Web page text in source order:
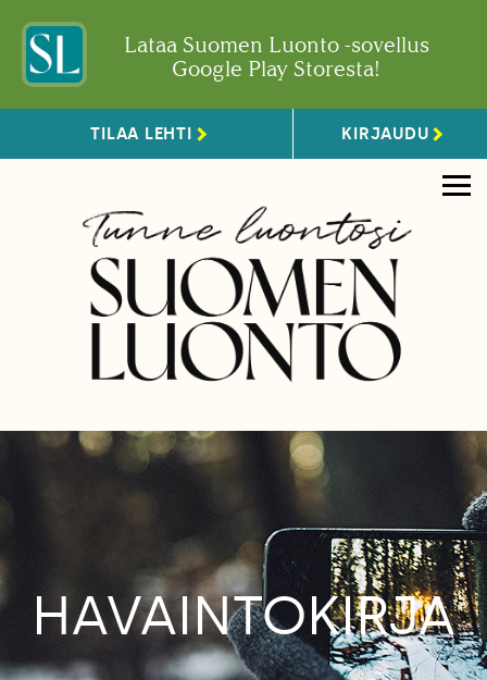
Lataa Suomen Luonto -sovellus
Google Play Storesta!
TILAA LEHTI KIRJAUDU
HAVAINTOKIRJA